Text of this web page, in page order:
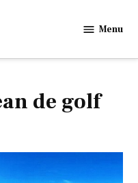
Menu
de golf